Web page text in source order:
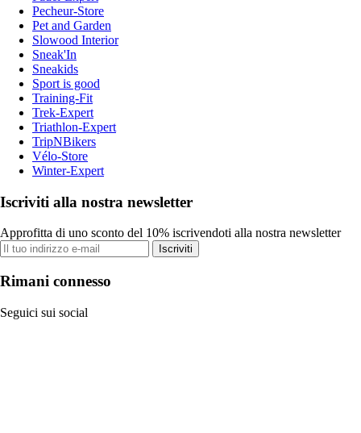
Pecheur-Store
Pet and Garden
Slowood Interior
Sneak'In
Sneakids
Sport is good
Training-Fit
Trek-Expert
Triathlon-Expert
TripNBikers
Vélo-Store
Winter-Expert
Iscriviti alla nostra newsletter
Approfitta di uno sconto del 10% iscrivendoti alla nostra newsletter
Iscriviti
Rimani connesso
Seguici sui social